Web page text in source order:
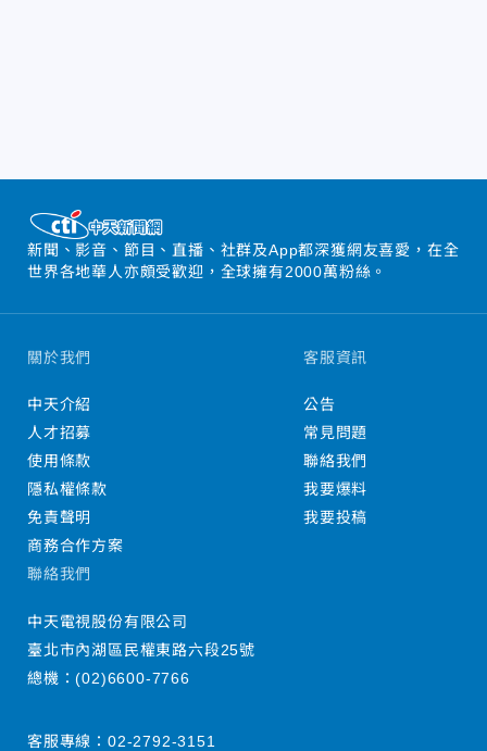
新聞、影音、節目、直播、社群及App都深獲網友喜愛，在全
世界各地華人亦頗受歡迎，全球擁有2000萬粉絲。
關於我們
中天介紹
人才招募
使用條款
隱私權條款
免責聲明
商務合作方案
客服資訊
公告
常見問題
聯絡我們
我要爆料
我要投稿
聯絡我們
中天電視股份有限公司
臺北市內湖區民權東路六段25號
總機：(02)6600-7766
客服專線： 02-2792-3151